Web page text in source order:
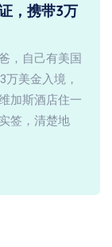
，携带3万
，自己有美国
美金入境，
加斯酒店住一
签，清楚地